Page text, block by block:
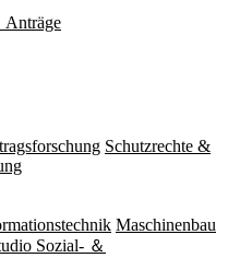
Anträge
Schutzrechte &
Maschinenbau
Sozial- ＆